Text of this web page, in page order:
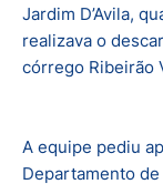
Jardim D’Avila,
realizava o
córrego Ribeirão
A equipe pediu
Departamento